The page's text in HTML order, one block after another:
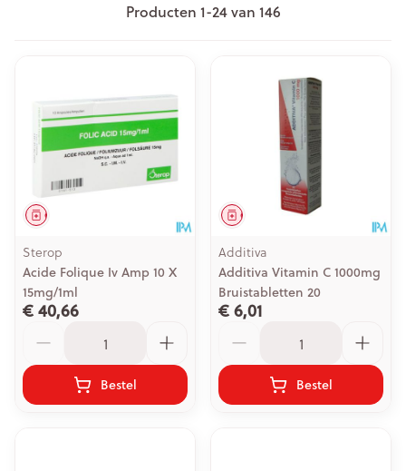
Producten 1-24van 146
Geneesmiddel
Sterop
Acide Folique Iv Amp 10 X
15mg/1ml
€ 40,66
Bestel
Geneesmiddel
Additiva
Additiva Vitamin C 1000mg
Bruistabletten 20
€ 6,01
Bestel